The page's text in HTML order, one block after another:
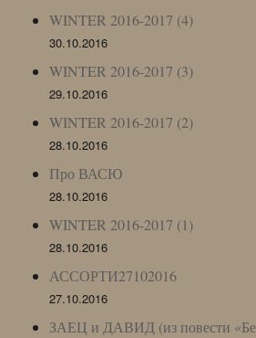
WINTER 2016-2017 (4)
30.10.2016
WINTER 2016-2017 (3)
29.10.2016
WINTER 2016-2017 (2)
28.10.2016
Про ВАСЮ
28.10.2016
WINTER 2016-2017 (1)
28.10.2016
АССОРТИ27102016
27.10.2016
ЗАЕЦ и ДАВИД (из повести